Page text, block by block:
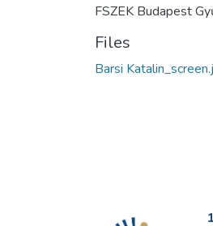
FSZEK Budapest
Files
Barsi